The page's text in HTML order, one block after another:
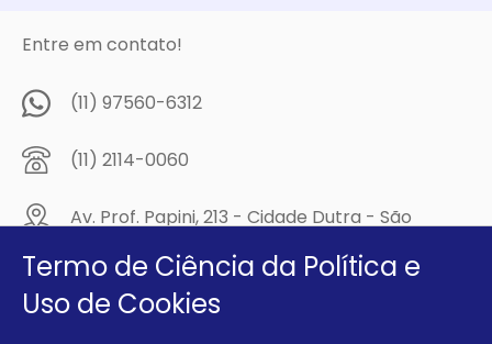
Entre em contato!
(11) 97560-6312
(11) 2114-0060
Av. Prof. Papini, 213 - Cidade Dutra - São
Compre na
MCA Virtual!
Termo de Ciência da Política e
Uso de Cookies